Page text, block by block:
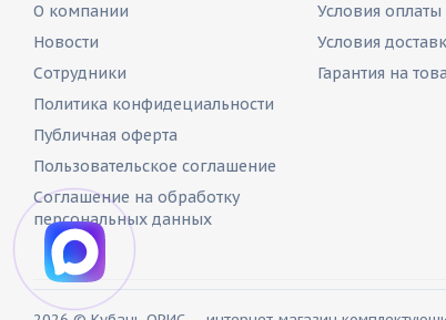
О компании
Новости
Сотрудники
Политика конфидециальности
Публичная оферта
Пользовательское соглашение
Соглашение на обработку
персональных данных
Условия оплаты
Условия
Гарантия на